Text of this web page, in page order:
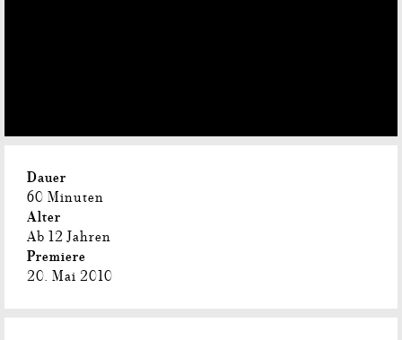
Dauer
60 Minuten
Alter
Ab 12 Jahren
Premiere
20. Mai 2010